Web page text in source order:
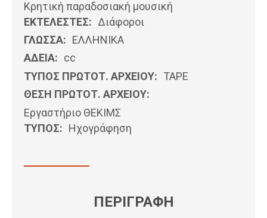
Κρητική παραδοσιακή μουσική
ΕΚΤΕΛΕΣΤΕΣ: Διάφοροι
ΓΛΩΣΣΑ: ΕΛΛΗΝΙΚΆ
ΑΔΕΙΑ: cc
ΤΥΠΟΣ ΠΡΩΤΟΤ. ΑΡΧΕΙΟΥ: ΤΑΡΕ
ΘΕΣΗ ΠΡΩΤΟΤ. ΑΡΧΕΙΟΥ:
Εργαστήριο ΘΕΚΙΜΣ
ΤΥΠΟΣ: Ηχογράφηση
ΠΕΡΙΓΡΑΦΗ